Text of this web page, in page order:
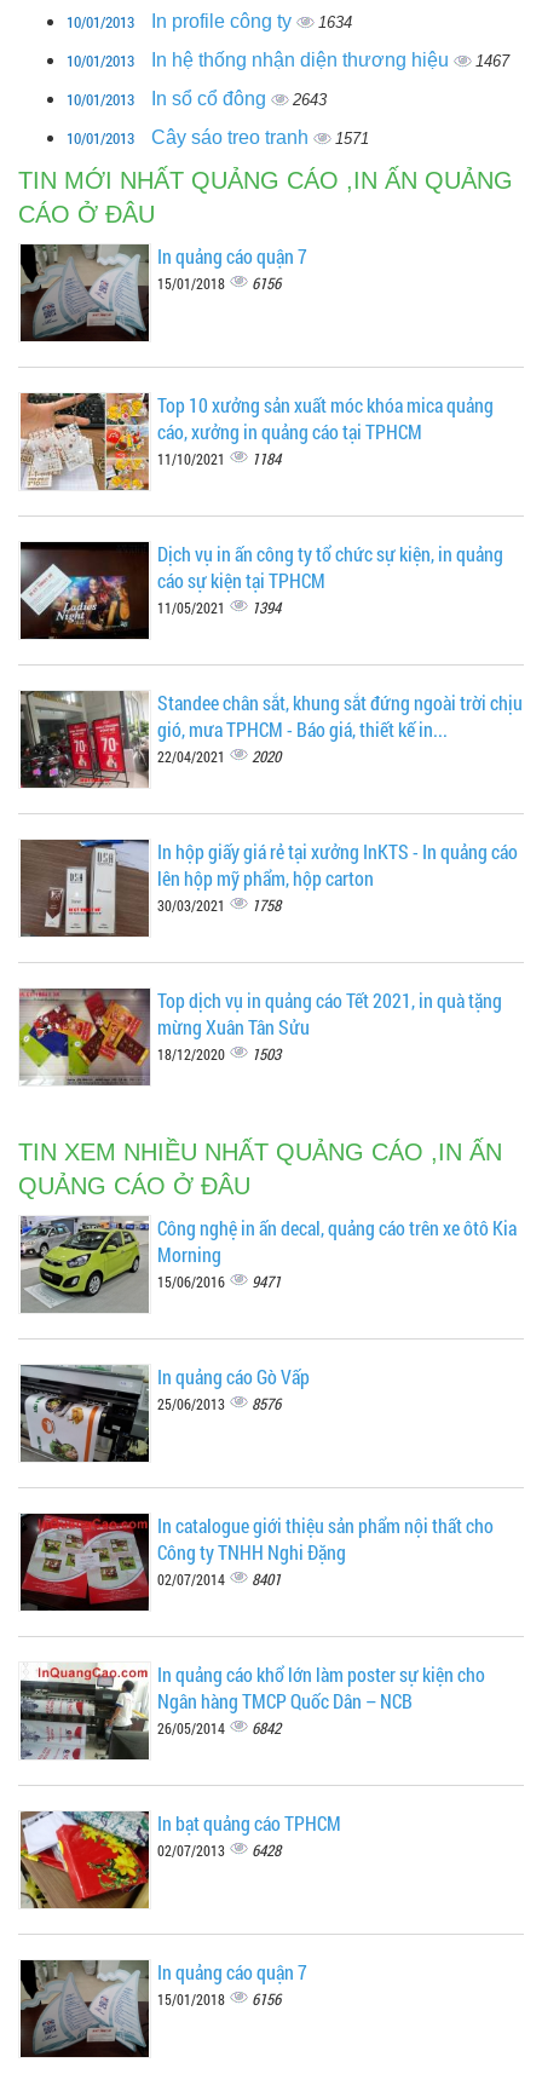
10/01/2013 In profile công ty 1634
10/01/2013 In hệ thống nhận diện thương hiệu 1467
10/01/2013 In sổ cổ đông 2643
10/01/2013 Cây sáo treo tranh 1571
TIN MỚI NHẤT QUẢNG CÁO ,IN ẤN QUẢNG
CÁO Ở ĐÂU
In quảng cáo quận 7
15/01/2018 6156
Top 10 xưởng sản xuất móc khóa mica quảng
cáo, xưởng in quảng cáo tại TPHCM
11/10/2021 1184
Dịch vụ in ấn công ty tổ chức sự kiện, in quảng
cáo sự kiện tại TPHCM
11/05/2021 1394
Standee chân sắt, khung sắt đứng ngoài trời chịu
gió, mưa TPHCM - Báo giá, thiết kế in...
22/04/2021 2020
In hộp giấy giá rẻ tại xưởng InKTS - In quảng cáo
lên hộp mỹ phẩm, hộp carton
30/03/2021 1758
Top dịch vụ in quảng cáo Tết 2021, in quà tặng
mừng Xuân Tân Sửu
18/12/2020 1503
TIN XEM NHIỀU NHẤT QUẢNG CÁO ,IN ẤN
QUẢNG CÁO Ở ĐÂU
Công nghệ in ấn decal, quảng cáo trên xe ôtô Kia
Morning
15/06/2016 9471
In quảng cáo Gò Vấp
25/06/2013 8576
In catalogue giới thiệu sản phẩm nội thất cho
Công ty TNHH Nghi Đặng
02/07/2014 8401
In quảng cáo khổ lớn làm poster sự kiện cho
Ngân hàng TMCP Quốc Dân – NCB
26/05/2014 6842
In bạt quảng cáo TPHCM
02/07/2013 6428
In quảng cáo quận 7
15/01/2018 6156